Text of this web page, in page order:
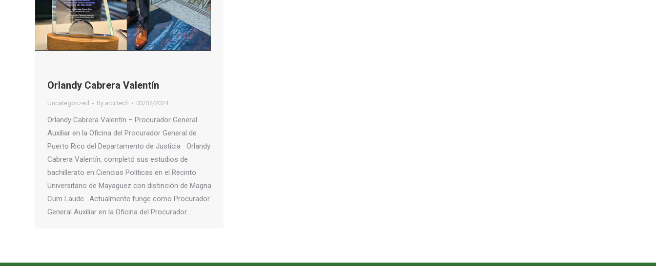
Orlandy Cabrera Valentín
Uncategorized By arci tech 03/07/2024
Orlandy Cabrera Valentín – Procurador General
Auxiliar en la Oficina del Procurador General de
Puerto Rico del Departamento de Justicia Orlandy
Cabrera Valentín, completó sus estudios de
bachillerato en Ciencias Políticas en el Recinto
Universitario de Mayagüez con distinción de Magna
Cum Laude. Actualmente funge como Procurador
General Auxiliar en la Oficina del Procurador…